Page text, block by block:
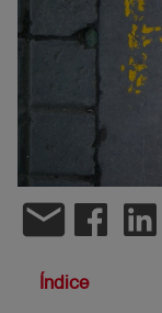
Español
Iniciar
sesión
Registro
email
Índice